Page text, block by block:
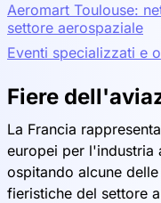
Aeromart Toulouse:
settore aerospaziale
Eventi specializzati e
Fiere
La Francia
europei per l'industria
ospitando alcune
fieristiche del settore